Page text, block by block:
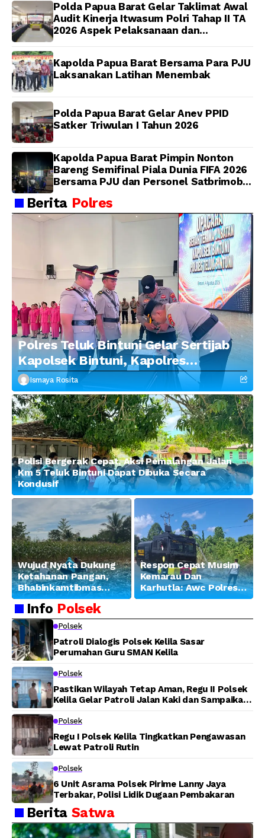
Polda Papua Barat Gelar Taklimat Awal
Audit Kinerja Itwasum Polri Tahap II TA
2026 Aspek Pelaksanaan dan
Kapolda Papua Barat Bersama Para PJU
Laksanakan Latihan Menembak
Polda Papua Barat Gelar Anev PPID
Satker Triwulan I Tahun 2026
Kapolda Papua Barat Pimpin Nonton
Bareng Semifinal Piala Dunia FIFA 2026
Bersama PJU dan Personel Satbrimob
Berita Polres
Polres Teluk Bintuni Gelar Sertijab
Kapolsek Bintuni, Kapolres
Tekankan Profesionalisme dan
Penguatan Sinergitas
Ismaya Rosita
Polisi Bergerak Cepat, Aksi Pemalangan Jalan
Km 5 Teluk Bintuni Dapat Dibuka Secara
Kondusif
Wujud Nyata Dukung
Ketahanan Pangan,
Bhabinkamtibmas
Banjar Ausoy Turun
Langsung Bantu
Warga Panen Jagung
Respon Cepat Musim
Kemarau Dan
Karhutla: Awc Polres
Teluk Bintuni
Lahan di Jalan Poros
Info Polsek
Polsek
Patroli Dialogis Polsek Kelila Sasar
Perumahan Guru SMAN Kelila
Polsek
Pastikan Wilayah Tetap Aman, Regu II Polsek
Kelila Gelar Patroli Jalan Kaki dan Sampaikan
Polsek
Regu I Polsek Kelila Tingkatkan Pengawasan
Lewat Patroli Rutin
Polsek
6 Unit Asrama Polsek Pirime Lanny Jaya
Terbakar, Polisi Lidik Dugaan Pembakaran
Berita Satwa